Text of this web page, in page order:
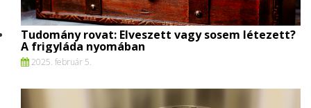
Tudomány rovat: Elveszett vagy sosem létezett?
A frigyláda nyomában
2025. február 5.